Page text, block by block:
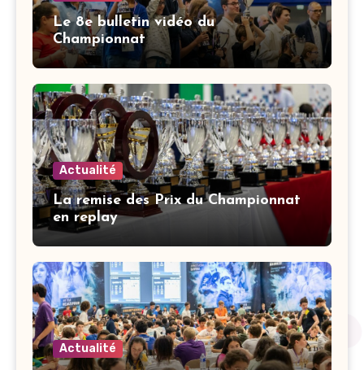
Le 8e bulletin vidéo du
Championnat
Actualité
La remise des Prix du Championnat
en replay
Actualité